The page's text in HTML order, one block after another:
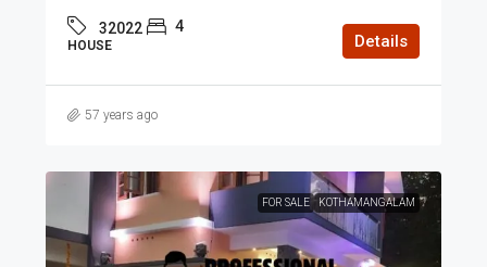
32022 4
HOUSE Details
57 years ago
FOR SALE KOTHAMANGALAM